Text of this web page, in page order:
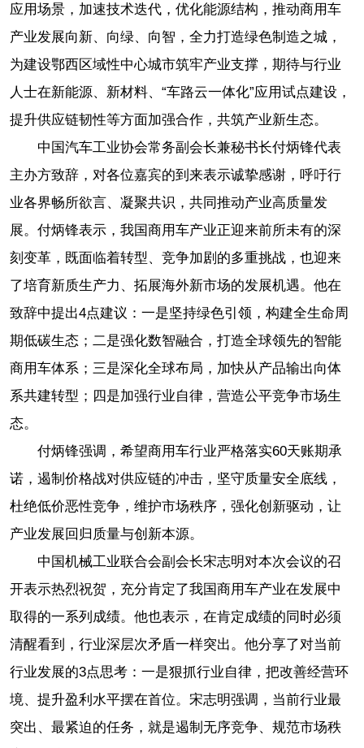
应用场景，加速技术迭代，优化能源结构，推动商用车
产业发展向新、向绿、向智，全力打造绿色制造之城，
为建设鄂西区域性中心城市筑牢产业支撑，期待与行业
人士在新能源、新材料、“车路云一体化”应用试点建设，
提升供应链韧性等方面加强合作，共筑产业新生态。
中国汽车工业协会常务副会长兼秘书长付炳锋代表
主办方致辞，对各位嘉宾的到来表示诚挚感谢，呼吁行
业各界畅所欲言、凝聚共识，共同推动产业高质量发
展。付炳锋表示，我国商用车产业正迎来前所未有的深
刻变革，既面临着转型、竞争加剧的多重挑战，也迎来
了培育新质生产力、拓展海外新市场的发展机遇。他在
致辞中提出4点建议：一是坚持绿色引领，构建全生命周
期低碳生态；二是强化数智融合，打造全球领先的智能
商用车体系；三是深化全球布局，加快从产品输出向体
系共建转型；四是加强行业自律，营造公平竞争市场生
态。
付炳锋强调，希望商用车行业严格落实60天账期承
诺，遏制价格战对供应链的冲击，坚守质量安全底线，
杜绝低价恶性竞争，维护市场秩序，强化创新驱动，让
产业发展回归质量与创新本源。
中国机械工业联合会副会长宋志明对本次会议的召
开表示热烈祝贺，充分肯定了我国商用车产业在发展中
取得的一系列成绩。他也表示，在肯定成绩的同时必须
清醒看到，行业深层次矛盾一样突出。他分享了对当前
行业发展的3点思考：一是狠抓行业自律，把改善经营环
境、提升盈利水平摆在首位。宋志明强调，当前行业最
突出、最紧迫的任务，就是遏制无序竞争、规范市场秩